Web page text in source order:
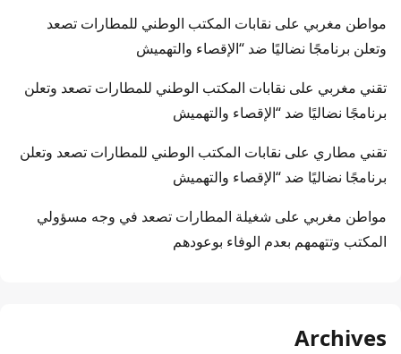
مواطن مغربي على نقابات المكتب الوطني للمطارات تصعد
وتعلن برنامجًا نضاليًا ضد “الإقصاء والتهميش
تقني مغربي على نقابات المكتب الوطني للمطارات تصعد وتعلن
برنامجًا نضاليًا ضد “الإقصاء والتهميش
تقني مطاري على نقابات المكتب الوطني للمطارات تصعد وتعلن
برنامجًا نضاليًا ضد “الإقصاء والتهميش
مواطن مغربي على شغيلة المطارات تصعد في وجه مسؤولي
المكتب وتتهمهم بعدم الوفاء بوعودهم
Archives